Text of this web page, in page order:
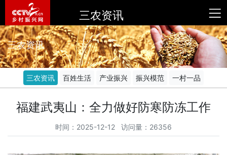
三农资讯
三农资讯
三农资讯 百姓生活 产业振兴 振兴模范 一村一品
福建武夷山：全力做好防寒防冻工作
时间：2025-12-12 访问量：26356